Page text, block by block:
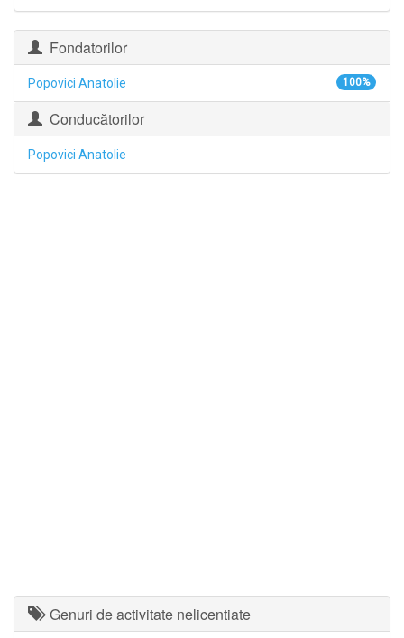
Fondatorilor
Popovici Anatolie 100%
Conducătorilor
Popovici Anatolie
Genuri de activitate nelicentiate